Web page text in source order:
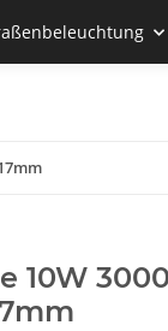
10W